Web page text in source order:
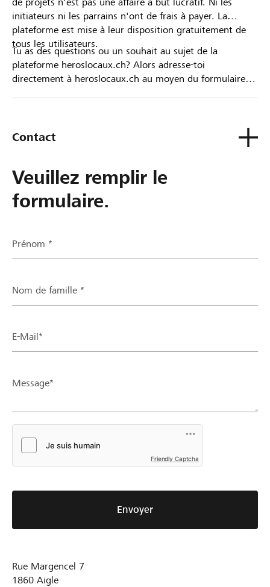
initiateurs ni les parrains n'ont de frais à payer. La
plateforme est mise à leur disposition gratuitement de
tous les utilisateurs.
Tu as des questions ou un souhait au sujet de la
plateforme heroslocaux.ch? Alors adresse-toi
directement à heroslocaux.ch au moyen du formulaire
Contact
Veuillez remplir le
formulaire.
Prénom *
Nom de famille *
E-Mail*
Message*
Friendly Captcha
Envoyer
Rue Margencel 7
1860 Aigle